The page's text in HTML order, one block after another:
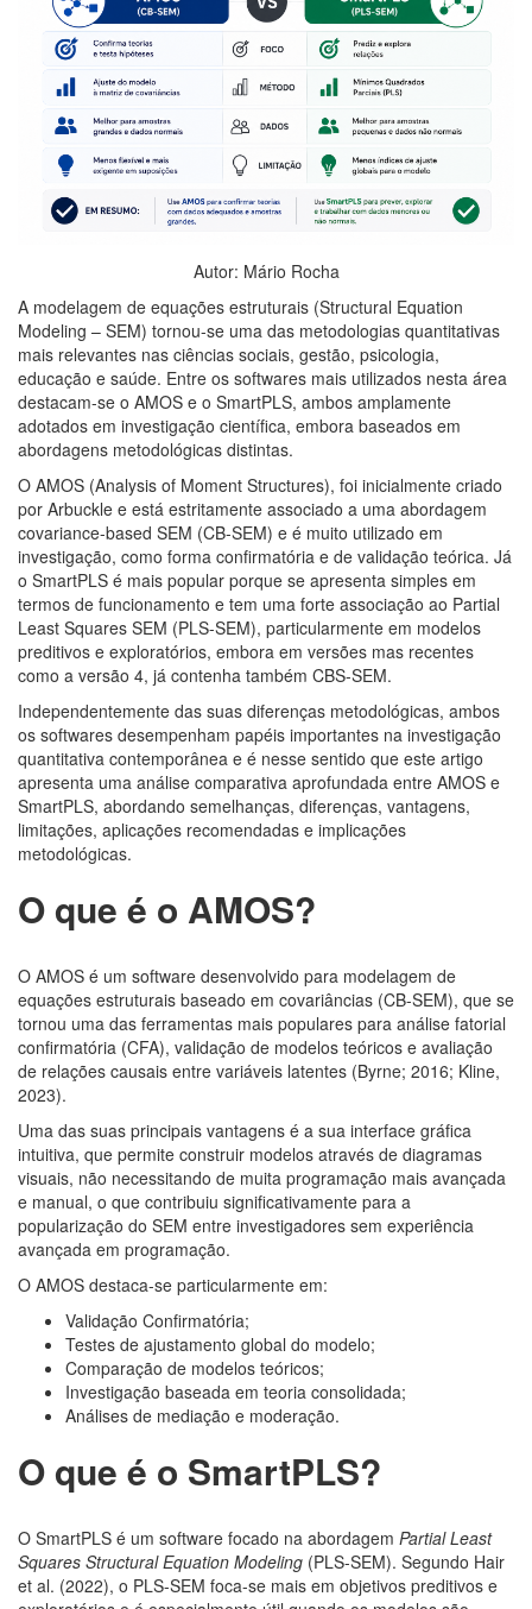
Autor: Mário Rocha
A modelagem de equações estruturais (Structural Equation
Modeling – SEM) tornou-se uma das metodologias quantitativas
mais relevantes nas ciências sociais, gestão, psicologia,
educação e saúde. Entre os softwares mais utilizados nesta área
destacam-se o AMOS e o SmartPLS, ambos amplamente
adotados em investigação científica, embora baseados em
abordagens metodológicas distintas.
O AMOS (Analysis of Moment Structures), foi inicialmente criado
por Arbuckle e está estritamente associado a uma abordagem
covariance-based SEM (CB-SEM) e é muito utilizado em
investigação, como forma confirmatória e de validação teórica. Já
o SmartPLS é mais popular porque se apresenta simples em
termos de funcionamento e tem uma forte associação ao Partial
Least Squares SEM (PLS-SEM), particularmente em modelos
preditivos e exploratórios, embora em versões mas recentes
como a versão 4, já contenha também CBS-SEM.
Independentemente das suas diferenças metodológicas, ambos
os softwares desempenham papéis importantes na investigação
quantitativa contemporânea e é nesse sentido que este artigo
apresenta uma análise comparativa aprofundada entre AMOS e
SmartPLS, abordando semelhanças, diferenças, vantagens,
limitações, aplicações recomendadas e implicações
metodológicas.
O que é o AMOS?
O AMOS é um software desenvolvido para modelagem de
equações estruturais baseado em covariâncias (CB-SEM), que se
tornou uma das ferramentas mais populares para análise fatorial
confirmatória (CFA), validação de modelos teóricos e avaliação
de relações causais entre variáveis latentes (Byrne; 2016; Kline,
2023).
Uma das suas principais vantagens é a sua interface gráfica
intuitiva, que permite construir modelos através de diagramas
visuais, não necessitando de muita programação mais avançada
e manual, o que contribuiu significativamente para a
popularização do SEM entre investigadores sem experiência
avançada em programação.
O AMOS destaca-se particularmente em:
Validação Confirmatória;
Testes de ajustamento global do modelo;
Comparação de modelos teóricos;
Investigação baseada em teoria consolidada;
Análises de mediação e moderação.
O que é o SmartPLS?
O SmartPLS é um software focado na abordagem Partial Least
Squares Structural Equation Modeling (PLS-SEM). Segundo Hair
et al. (2022), o PLS-SEM foca-se mais em objetivos preditivos e